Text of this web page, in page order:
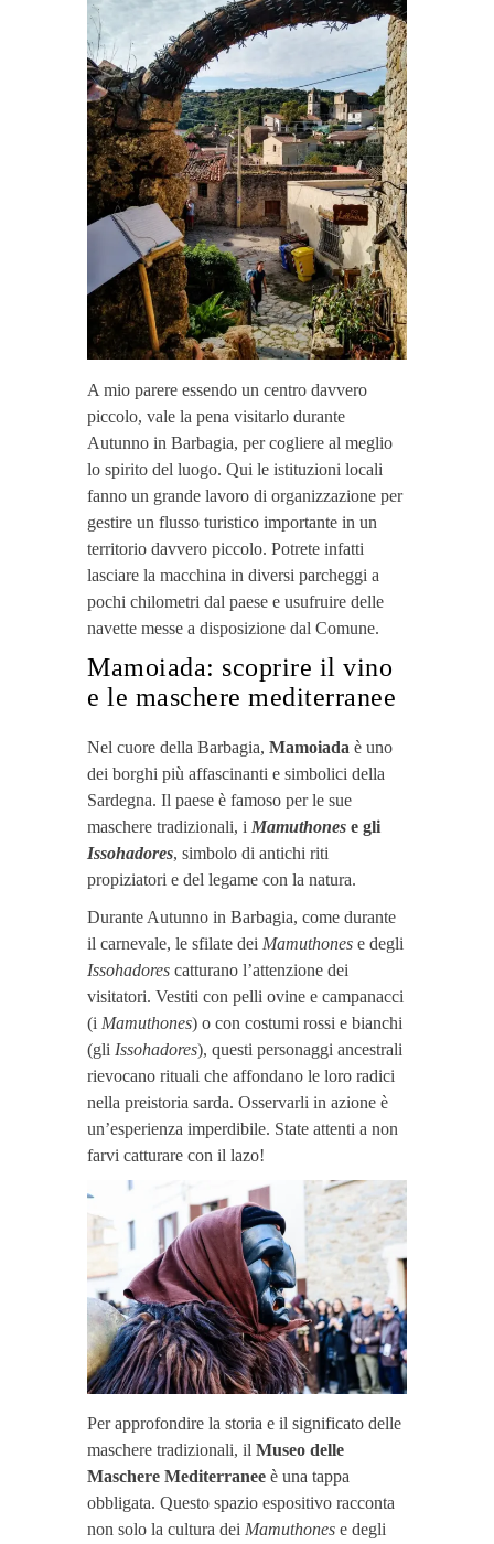
A mio parere essendo un centro davvero
piccolo, vale la pena visitarlo durante
Autunno in Barbagia, per cogliere al meglio
lo spirito del luogo. Qui le istituzioni locali
fanno un grande lavoro di organizzazione per
gestire un flusso turistico importante in un
territorio davvero piccolo. Potrete infatti
lasciare la macchina in diversi parcheggi a
pochi chilometri dal paese e usufruire delle
navette messe a disposizione dal Comune.
Mamoiada: scoprire il vino
e le maschere mediterranee
Nel cuore della Barbagia, Mamoiada è uno
dei borghi più affascinanti e simbolici della
Sardegna. Il paese è famoso per le sue
maschere tradizionali, i Mamuthones e gli
Issohadores, simbolo di antichi riti
propiziatori e del legame con la natura.
Durante Autunno in Barbagia, come durante
il carnevale, le sfilate dei Mamuthones e degli
Issohadores catturano l’attenzione dei
visitatori. Vestiti con pelli ovine e campanacci
(i Mamuthones) o con costumi rossi e bianchi
(gli Issohadores), questi personaggi ancestrali
rievocano rituali che affondano le loro radici
nella preistoria sarda. Osservarli in azione è
un’esperienza imperdibile. State attenti a non
farvi catturare con il lazo!
Per approfondire la storia e il significato delle
maschere tradizionali, il Museo delle
Maschere Mediterranee è una tappa
obbligata. Questo spazio espositivo racconta
non solo la cultura dei Mamuthones e degli